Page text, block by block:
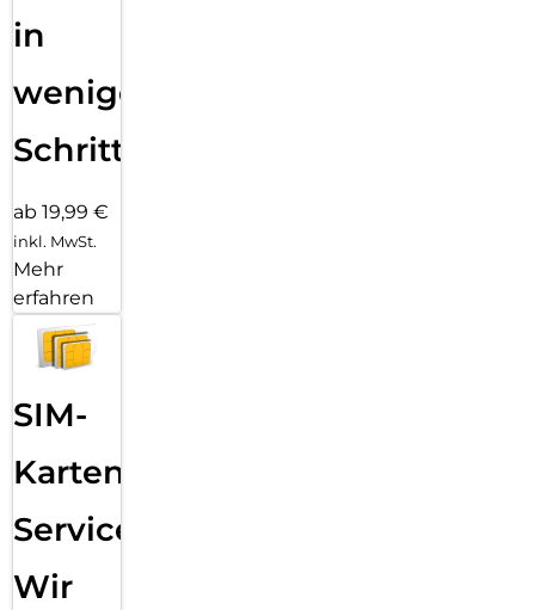
in
wenigen
Schritten
ab 19,99 €
inkl. MwSt.
Mehr
erfahren
SIM-
Karten
Service:
Wir